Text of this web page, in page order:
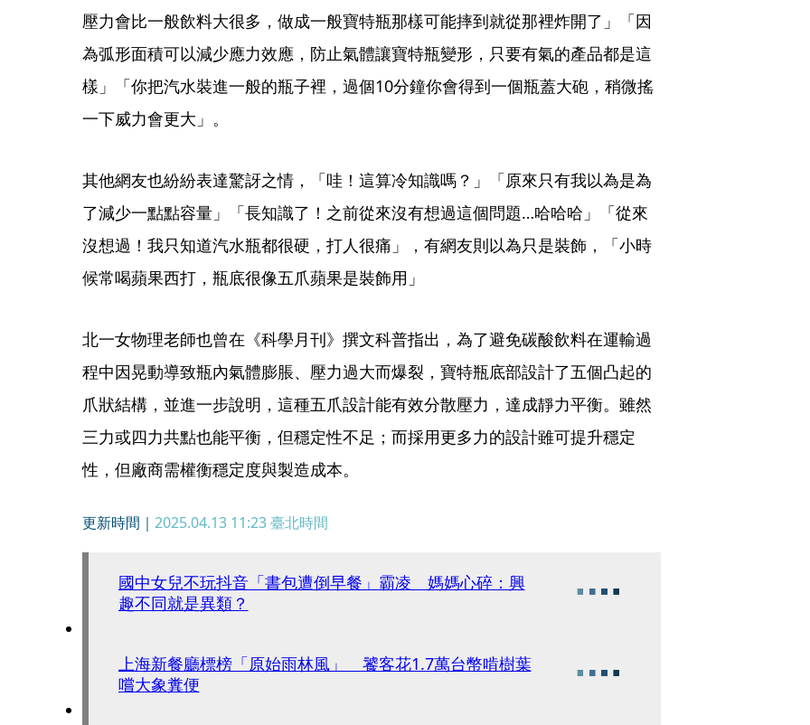
壓力會比一般飲料大很多，做成一般寶特瓶那樣可能摔到就從那裡炸開了」「因
為弧形面積可以減少應力效應，防止氣體讓寶特瓶變形，只要有氣的產品都是這
樣」「你把汽水裝進一般的瓶子裡，過個10分鐘你會得到一個瓶蓋大砲，稍微搖
一下威力會更大」。
其他網友也紛紛表達驚訝之情，「哇！這算冷知識嗎？」「原來只有我以為是為
了減少一點點容量」「長知識了！之前從來沒有想過這個問題…哈哈哈」「從來
沒想過！我只知道汽水瓶都很硬，打人很痛」，有網友則以為只是裝飾，「小時
候常喝蘋果西打，瓶底很像五爪蘋果是裝飾用」
北一女物理老師也曾在《科學月刊》撰文科普指出，為了避免碳酸飲料在運輸過
程中因晃動導致瓶內氣體膨脹、壓力過大而爆裂，寶特瓶底部設計了五個凸起的
爪狀結構，並進一步說明，這種五爪設計能有效分散壓力，達成靜力平衡。雖然
三力或四力共點也能平衡，但穩定性不足；而採用更多力的設計雖可提升穩定
性，但廠商需權衡穩定度與製造成本。
更新時間｜ 2025.04.13 11:23臺北時間
國中女兒不玩抖音「書包遭倒早餐」霸凌 媽媽心碎：興
趣不同就是異類？
上海新餐廳標榜「原始雨林風」 饕客花1.7萬台幣啃樹葉
嚐大象糞便